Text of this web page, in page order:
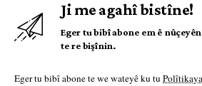
Ji me agahî bistîne!
Eger tu bibî abone em ê
te re bişînin.
Eger tu bibî abone te we wateyê ku tu